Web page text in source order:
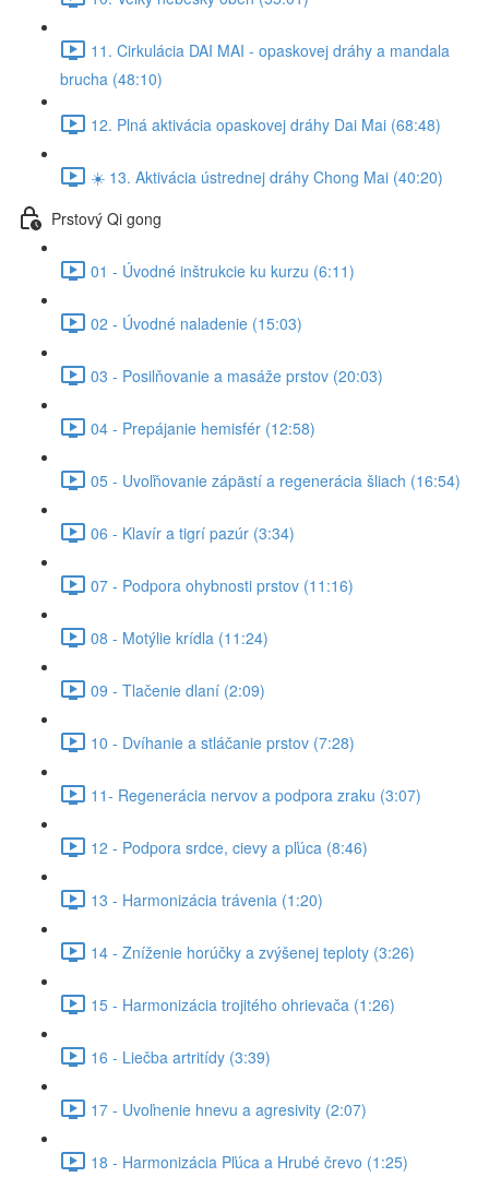
11. Cirkulácia DAI MAI - opaskovej dráhy a mandala
brucha (48:10)
12. Plná aktivácia opaskovej dráhy Dai Mai (68:48)
☀️ 13. Aktivácia ústrednej dráhy Chong Mai (40:20)
Prstový Qi gong
01 - Úvodné inštrukcie ku kurzu (6:11)
02 - Úvodné naladenie (15:03)
03 - Posilňovanie a masáže prstov (20:03)
04 - Prepájanie hemisfér (12:58)
05 - Uvoľňovanie zápästí a regenerácia šliach (16:54)
06 - Klavír a tigrí pazúr (3:34)
07 - Podpora ohybnosti prstov (11:16)
08 - Motýlie krídla (11:24)
09 - Tlačenie dlaní (2:09)
10 - Dvíhanie a stláčanie prstov (7:28)
11- Regenerácia nervov a podpora zraku (3:07)
12 - Podpora srdce, cievy a pľúca (8:46)
13 - Harmonizácia trávenia (1:20)
14 - Zníženie horúčky a zvýšenej teploty (3:26)
15 - Harmonizácia trojitého ohrievača (1:26)
16 - Liečba artritídy (3:39)
17 - Uvoľnenie hnevu a agresivity (2:07)
18 - Harmonizácia Pľúca a Hrubé črevo (1:25)